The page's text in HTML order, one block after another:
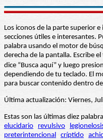
Los iconos de la parte superior
secciones útiles e interesantes.
palabra usando el motor de
derecha de la pantalla. Escribe
dice “Busca aquí” y luego
dependiendo de tu teclado. El
para buscar contenido dentro
Última actualización: Viernes,
Estas son las últimas diez
elucidario
revulsivo
preterintencional críptido